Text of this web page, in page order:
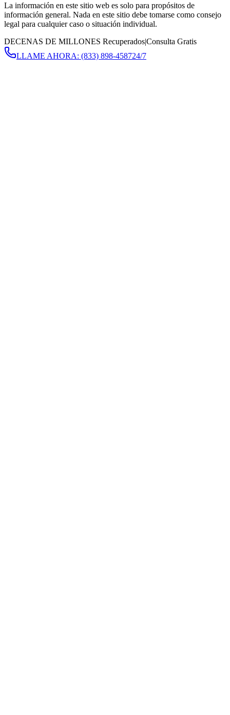
La información en este sitio web es solo para propósitos de
información general. Nada en este sitio debe tomarse como consejo
legal para cualquier caso o situación individual.
DECENAS DE MILLONES Recuperados|Consulta Gratis
LLAME AHORA: (833) 898-458724/7